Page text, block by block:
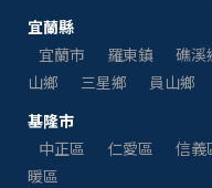
宜蘭縣
宜蘭市
羅東鎮 礁溪
山鄉
三星鄉 員山鄉
基隆市
中正區
仁愛區 信義
暖區